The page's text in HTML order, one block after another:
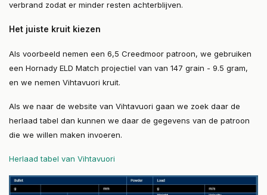
verbrand zodat er minder resten achterblijven.
Het juiste kruit kiezen
Als voorbeeld nemen een 6,5 Creedmoor patroon, we gebruiken
een Hornady ELD Match projectiel van van 147 grain - 9.5 gram,
en we nemen Vihtavuori kruit.
Als we naar de website van Vihtavuori gaan we zoek daar de
herlaad tabel dan kunnen we daar de gegevens van de patroon
die we willen maken invoeren.
Herlaad tabel van Vihtavuori